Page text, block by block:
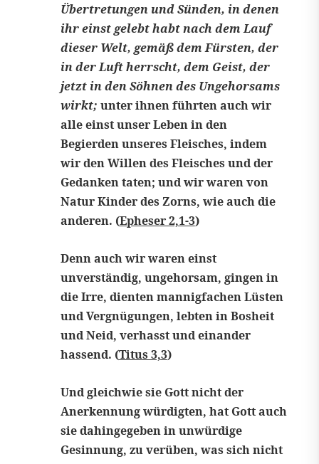
Übertretungen und Sünden, in denen
ihr einst gelebt habt nach dem Lauf
dieser Welt, gemäß dem Fürsten, der
in der Luft herrscht, dem Geist, der
jetzt in den Söhnen des Ungehorsams
wirkt; unter ihnen führten auch wir
alle einst unser Leben in den
Begierden unseres Fleisches, indem
wir den Willen des Fleisches und der
Gedanken taten; und wir waren von
Natur Kinder des Zorns, wie auch die
anderen. (Epheser 2,1-3)
Denn auch wir waren einst
unverständig, ungehorsam, gingen in
die Irre, dienten mannigfachen Lüsten
und Vergnügungen, lebten in Bosheit
und Neid, verhasst und einander
hassend. (Titus 3,3)
Und gleichwie sie Gott nicht der
Anerkennung würdigten, hat Gott auch
sie dahingegeben in unwürdige
Gesinnung, zu verüben, was sich nicht